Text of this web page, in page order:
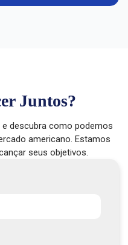
Juntos?
descubra como podemos
americano. Estamos
seus objetivos.